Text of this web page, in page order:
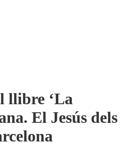
llibre ‘La
El Jesús dels